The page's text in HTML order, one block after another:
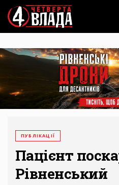
Перейти
до
основного
вмісту
ПУБЛІКАЦІЇ
Пацієнт
Рівненський